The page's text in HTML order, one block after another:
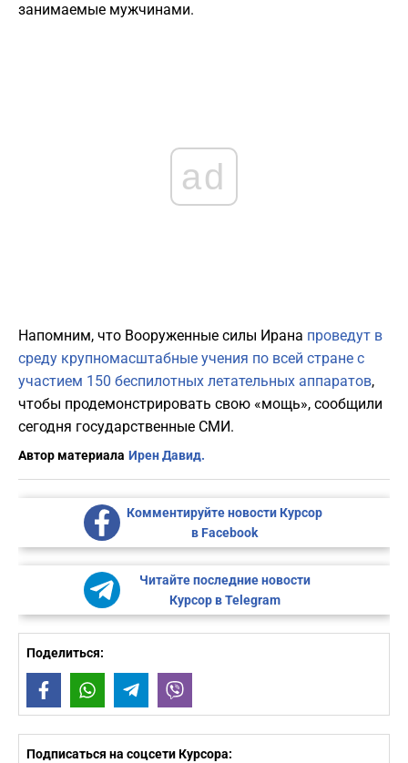
занимаемые мужчинами.
ad
Напомним, что Вооруженные силы Ирана проведут в
среду крупномасштабные учения по всей стране с
участием 150 беспилотных летательных аппаратов,
чтобы продемонстрировать свою «мощь», сообщили
сегодня государственные СМИ.
Автор материала Ирен Давид.
Комментируйте новости Курсор
в Facebook
Читайте последние новости
Курсор в Telegram
Поделиться:
FacebookWhatsAppTelegram
Подписаться на соцсети Курсора: